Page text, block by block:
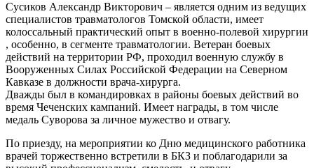
Сусиков Александр Викторович – является одним из ведущих
специалистов травматологов Томской области, имеет
колоссальный практический опыт в военно-полевой хирургии
, особенно, в сегменте травматологии. Ветеран боевых
действий на территории РФ, проходил военную службу в
Вооруженных Силах Российской Федерации на Северном
Кавказе в должности врача-хирурга.
Дважды был в командировках в районы боевых действий во
время Чеченских кампаний. Имеет награды, в том числе
медаль Суворова за личное мужество и отвагу.
По приезду, на мероприятии ко Дню медицинского работника
врачей торжественно встретили в БКЗ и поблагодарили за